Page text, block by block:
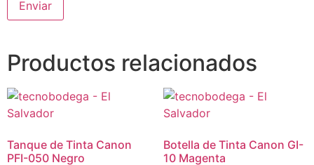
Productos relacionados
Tanque de Tinta Canon
PFI-050 Negro
Botella de Tinta Canon GI-
10 Magenta